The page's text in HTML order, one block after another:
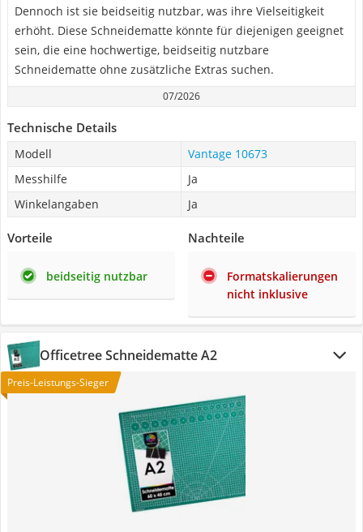
Dennoch ist sie beidseitig nutzbar, was ihre Vielseitigkeit
erhöht. Diese Schneidematte könnte für diejenigen geeignet
sein, die eine hochwertige, beidseitig nutzbare
Schneidematte ohne zusätzliche Extras suchen.
07/2026
Technische Details
Modell
Vantage 10673
Messhilfe
Ja
Winkelangaben
Ja
Vorteile
beidseitig nutzbar
Nachteile
Formatskalierungen
nicht inklusive
Officetree Schneidematte A2
Preis-Leistungs-Sieger